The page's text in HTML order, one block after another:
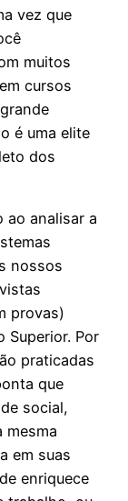
vez que
muitos
cursos
é uma elite
dos
ao analisar a
nossos
provas)
Superior. Por
praticadas
que
social,
mesma
em suas
enriquece